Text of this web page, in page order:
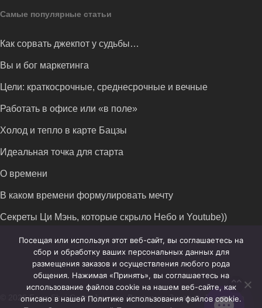
Самые популярные статьи
Как сорвать джекпот у судьбы…
Вы и бог маркетинга
Цели: краткосрочные, среднесрочные и вечные
Работать в офисе или «в поле»
Холод и тепло в карте Бацзы
Идеальная точка для старта
О времени
В каком времени формулировать мечту
Секреты Ци Мэнь, которые скрыло Небо и Youtube))
© 2026 Feng Shui Crazy Journey. Владимир Захаров. Все права
Посещая или используя этот веб-сайт, вы соглашаетесь на
сбор и обработку ваших персональных данных для
размещения заказов и осуществления любого рода
общения. Нажимая «Принять», вы соглашаетесь на
использование файлов cookie на нашем веб-сайте, как
описано в нашей Политике использования файлов cookie.